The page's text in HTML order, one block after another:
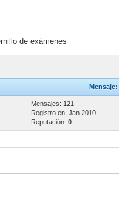
de exámenes
Mensaje:
Mensajes: 121
Registro en: Jan 2010
Reputación: 0